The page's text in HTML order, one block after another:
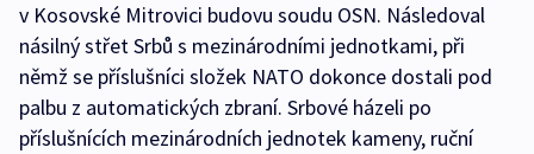
v Kosovské Mitrovici budovu soudu OSN. Následoval
násilný střet Srbů s mezinárodními jednotkami, při
němž se příslušníci složek NATO dokonce dostali pod
palbu z automatických zbraní. Srbové házeli po
příslušnících mezinárodních jednotek kameny, ruční